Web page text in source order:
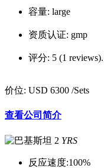
容量: large
资质认证: gmp
评分: 5 (1 reviews).
价位: USD 6300 /Sets
查看公司简介
2 YRS
反应速度:100%